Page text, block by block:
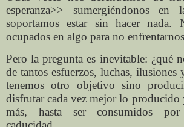
esperanza>> sumergiéndonos
soportamos estar sin hacer nada.
ocupados en algo para no
Pero la pregunta es inevitable: ¿qué
de tantos esfuerzos, luchas, ilusiones
tenemos otro objetivo sino
disfrutar cada vez mejor lo producido
más, hasta ser consumidos